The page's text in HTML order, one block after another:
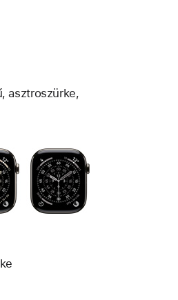
asztroszürke,